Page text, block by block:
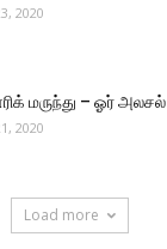
2020
மருந்து – ஓர் அலசல்
2020
Load more